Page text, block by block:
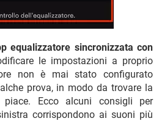
equalizzatore sincronizzata con
le impostazioni a proprio
non è mai stato configurato
prova, in modo da trovare la
piace. Ecco alcuni consigli per
corrispondono ai suoni più